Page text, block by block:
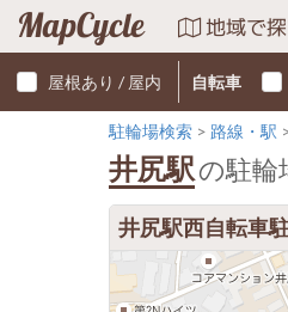
MapCycle 地域で
屋根あり / 屋内 自転車
駐輪場検索 路線・駅
井尻駅の駐輪
井尻駅西自転車